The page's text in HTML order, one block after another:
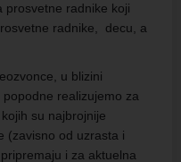
prosvetne radnike koji
radnike, decu, a
u blizini
realizujemo za
su najbrojnije
(zavisno od uzrasta i
i za aktuelna